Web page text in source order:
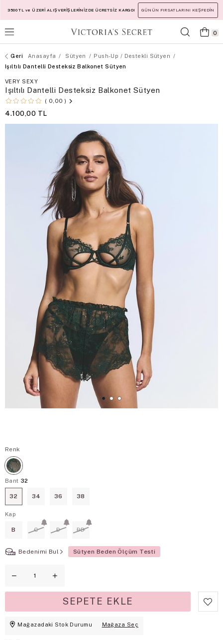
3500 TL ve ÜZERİ ALIŞVERİŞLERİNİZDE ÜCRETSİZ KARGO! GÜNÜN FIRSATLARINI KEŞFEDİN
0
Anasayfa Sütyen
Push-Up / Destekli Sütyen
Işıltılı Dantelli Desteksiz Balkonet Sütyen
VERY SEXY
Işıltılı Dantelli Desteksiz Balkonet Sütyen
0,00
4.100,00 TL
Renk
Bant 32
32 34 36 38
Kap
B C D DD
Bedenimi Bul Sütyen Beden Ölçüm Testi
Mağazadaki Stok Durumu Mağaza Seç